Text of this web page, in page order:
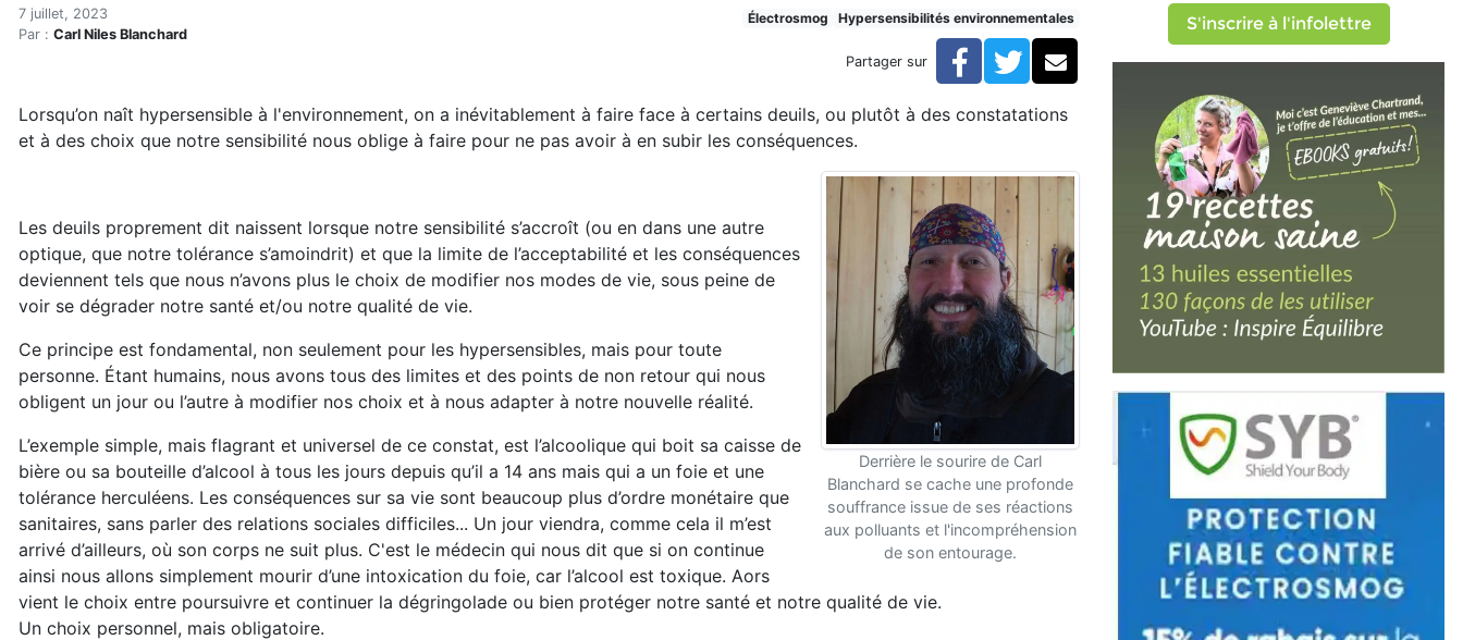
Accueil
Articles
L’hypersensibilité, la notion de deuil, l’humain
7 juillet, 2023
Par : Carl Niles Blanchard
Électrosmog Hypersensibilités environnementales
Partager sur Facebook
TwitterCourriel
Lorsqu’on naît hypersensible à l'environnement, on a inévitablement à faire face à certains deuils, ou plutôt à des constatations
et à des choix que notre sensibilité nous oblige à faire pour ne pas avoir à en subir les conséquences.
Derrière le sourire de Carl
Blanchard se cache une profonde
souffrance issue de ses réactions
aux polluants et l'incompréhension
de son entourage.
Les deuils proprement dit naissent lorsque notre sensibilité s’accroît (ou en dans une autre
optique, que notre tolérance s’amoindrit) et que la limite de l’acceptabilité et les conséquences
deviennent tels que nous n’avons plus le choix de modifier nos modes de vie, sous peine de
voir se dégrader notre santé et/ou notre qualité de vie.
Ce principe est fondamental, non seulement pour les hypersensibles, mais pour toute
personne. Étant humains, nous avons tous des limites et des points de non retour qui nous
obligent un jour ou l’autre à modifier nos choix et à nous adapter à notre nouvelle réalité.
L’exemple simple, mais flagrant et universel de ce constat, est l’alcoolique qui boit sa caisse de
bière ou sa bouteille d’alcool à tous les jours depuis qu’il a 14 ans mais qui a un foie et une
tolérance herculéens. Les conséquences sur sa vie sont beaucoup plus d’ordre monétaire que
sanitaires, sans parler des relations sociales difficiles... Un jour viendra, comme cela il m’est
arrivé d’ailleurs, où son corps ne suit plus. C'est le médecin qui nous dit que si on continue
ainsi nous allons simplement mourir d’une intoxication du foie, car l’alcool est toxique. Aors
vient le choix entre poursuivre et continuer la dégringolade ou bien protéger notre santé et notre qualité de vie.
Un choix personnel, mais obligatoire.
S'inscrire à l'infolettre